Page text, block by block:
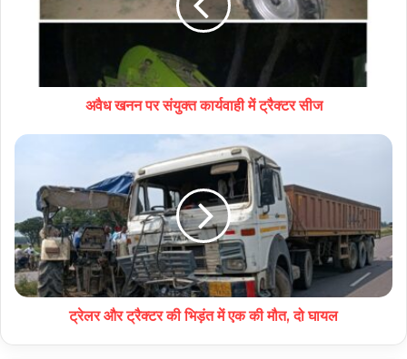
अवैध खनन पर संयुक्त कार्यवाही में ट्रैक्टर सीज
ट्रेलर और ट्रैक्टर की भिड़ंत में एक की मौत, दो घायल